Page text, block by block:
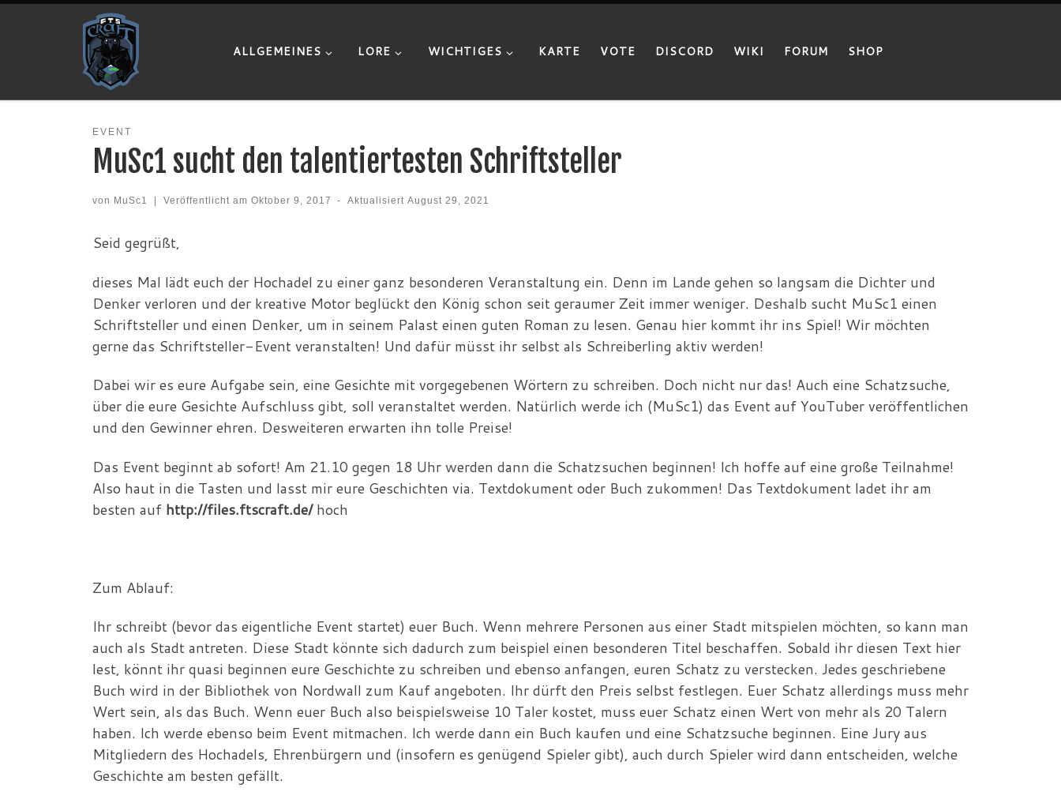
Zum Inhalt springen
ALLGEMEINES
LORE WICHTIGES KARTE VOTE DISCORD WIKI FORUM SHOP
EVENT
MuSc1 sucht den talentiertesten Schriftsteller
von MuSc1 Veröffentlicht am Oktober 9, 2017 - AktualisiertAugust 29, 2021
Seid gegrüßt,
dieses Mal lädt euch der Hochadel zu einer ganz besonderen Veranstaltung ein. Denn im Lande gehen so langsam die Dichter und
Denker verloren und der kreative Motor beglückt den König schon seit geraumer Zeit immer weniger. Deshalb sucht MuSc1 einen
Schriftsteller und einen Denker, um in seinem Palast einen guten Roman zu lesen. Genau hier kommt ihr ins Spiel! Wir möchten
gerne das Schriftsteller-Event veranstalten! Und dafür müsst ihr selbst als Schreiberling aktiv werden!
Dabei wir es eure Aufgabe sein, eine Gesichte mit vorgegebenen Wörtern zu schreiben. Doch nicht nur das! Auch eine Schatzsuche,
über die eure Gesichte Aufschluss gibt, soll veranstaltet werden. Natürlich werde ich (MuSc1) das Event auf YouTuber veröffentlichen
und den Gewinner ehren. Desweiteren erwarten ihn tolle Preise!
Das Event beginnt ab sofort! Am 21.10 gegen 18 Uhr werden dann die Schatzsuchen beginnen! Ich hoffe auf eine große Teilnahme!
Also haut in die Tasten und lasst mir eure Geschichten via. Textdokument oder Buch zukommen! Das Textdokument ladet ihr am
besten auf http://files.ftscraft.de/hoch
Zum Ablauf:
Ihr schreibt (bevor das eigentliche Event startet) euer Buch. Wenn mehrere Personen aus einer Stadt mitspielen möchten, so kann man
auch als Stadt antreten. Diese Stadt könnte sich dadurch zum beispiel einen besonderen Titel beschaffen. Sobald ihr diesen Text hier
lest, könnt ihr quasi beginnen eure Geschichte zu schreiben und ebenso anfangen, euren Schatz zu verstecken. Jedes geschriebene
Buch wird in der Bibliothek von Nordwall zum Kauf angeboten. Ihr dürft den Preis selbst festlegen. Euer Schatz allerdings muss mehr
Wert sein, als das Buch. Wenn euer Buch also beispielsweise 10 Taler kostet, muss euer Schatz einen Wert von mehr als 20 Talern
haben. Ich werde ebenso beim Event mitmachen. Ich werde dann ein Buch kaufen und eine Schatzsuche beginnen. Eine Jury aus
Mitgliedern des Hochadels, Ehrenbürgern und (insofern es genügend Spieler gibt), auch durch Spieler wird dann entscheiden, welche
Geschichte am besten gefällt.